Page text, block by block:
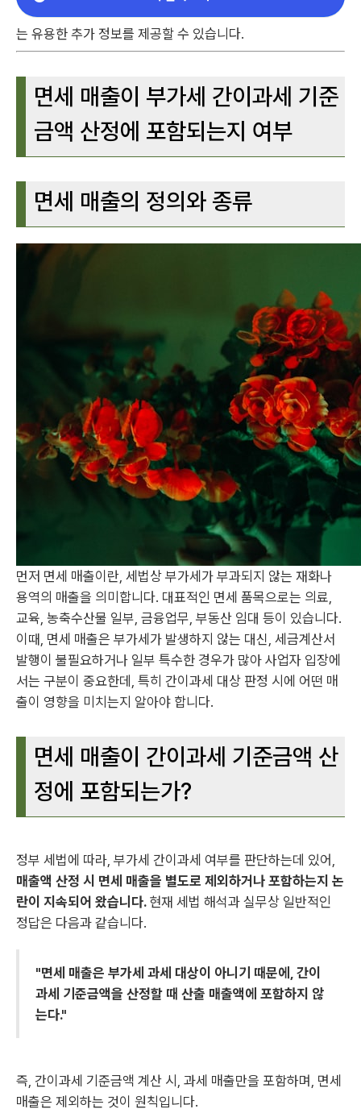
는 유용한 추가 정보를 제공할 수 있습니다.
면세 매출이 부가세 간이과세 기준
금액 산정에 포함되는지 여부
면세 매출의 정의와 종류
먼저 면세 매출이란, 세법상 부가세가 부과되지 않는 재화나
용역의 매출을 의미합니다. 대표적인 면세 품목으로는 의료,
교육, 농축수산물 일부, 금융업무, 부동산 임대 등이 있습니다.
이때, 면세 매출은 부가세가 발생하지 않는 대신, 세금계산서
발행이 불필요하거나 일부 특수한 경우가 많아 사업자 입장에
서는 구분이 중요한데, 특히 간이과세 대상 판정 시에 어떤 매
출이 영향을 미치는지 알아야 합니다.
면세 매출이 간이과세 기준금액 산
정에 포함되는가?
정부 세법에 따라, 부가세 간이과세 여부를 판단하는데 있어,
매출액 산정 시 면세 매출을 별도로 제외하거나 포함하는지 논
란이 지속되어 왔습니다. 현재 세법 해석과 실무상 일반적인
정답은 다음과 같습니다.
"면세 매출은 부가세 과세 대상이 아니기 때문에, 간이
과세 기준금액을 산정할 때 산출 매출액에 포함하지 않
는다."
즉, 간이과세 기준금액 계산 시, 과세 매출만을 포함하며, 면세
매출은 제외하는 것이 원칙입니다.